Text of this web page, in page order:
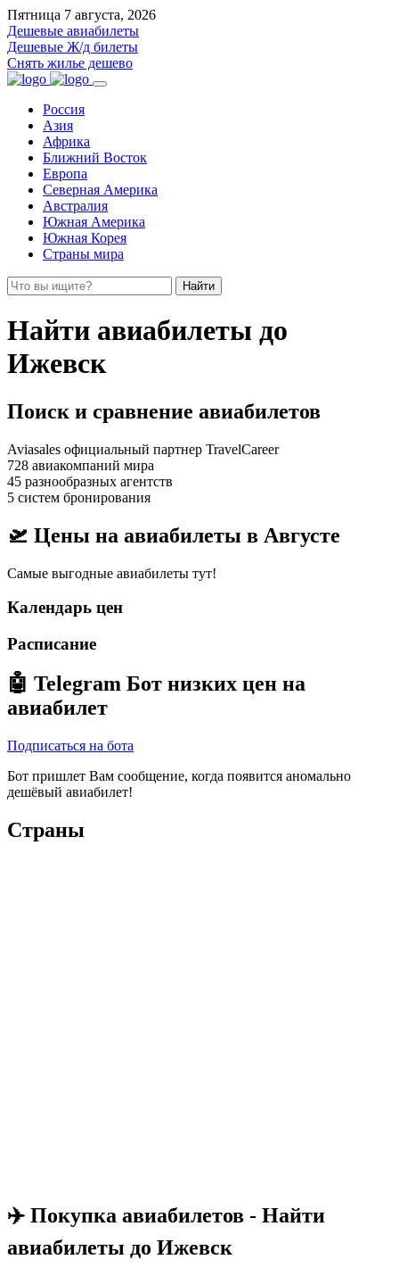
Пятница 7 августа, 2026
Дешевые авиабилеты
Дешевые Ж/д билеты
Снять жилье дешево
Россия
Азия
Африка
Ближний Восток
Европа
Северная Америка
Австралия
Южная Америка
Южная Корея
Страны мира
Найти
Найти авиабилеты до
Ижевск
Поиск и сравнение авиабилетов
Aviasales официальный партнер TravelCareer
728 авиакомпаний мира
45 разнообразных агентств
5 систем бронирования
🛫 Цены на авиабилеты в Августе
Самые выгодные авиабилеты тут!
Календарь цен
Расписание
🤖 Telegram Бот низких цен на
авиабилет
Подписаться на бота
Бот пришлет Вам сообщение, когда появится аномально
дешёвый авиабилет!
Страны
✈️ Покупка авиабилетов - Найти
авиабилеты до Ижевск